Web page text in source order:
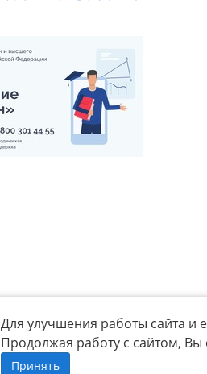
Для улучшения работы сайта и
Продолжая работу с сайтом,
Принять